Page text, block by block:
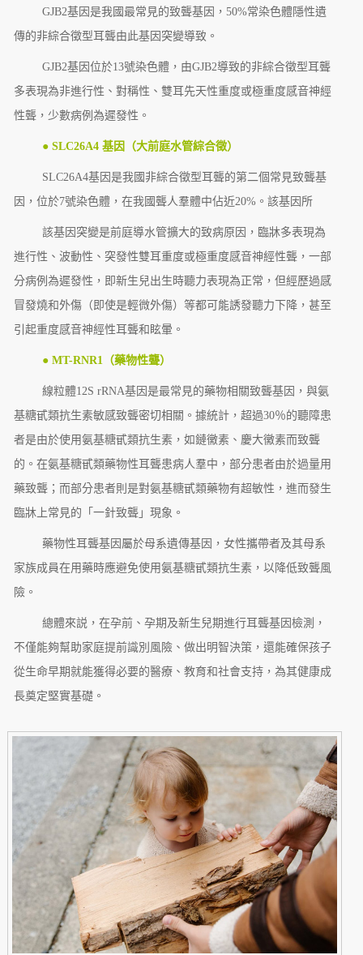
GJB2基因是我國最常見的致聾基因，50%常染色體隱性遺
傳的非綜合徵型耳聾由此基因突變導致。
GJB2基因位於13號染色體，由GJB2導致的非綜合徵型耳聾
多表現為非進行性、對稱性、雙耳先天性重度或極重度感音神經
性聾，少數病例為遲發性。
● SLC26A4 基因（大前庭水管綜合徵）
SLC26A4基因是我國非綜合徵型耳聾的第二個常見致聾基
因，位於7號染色體，在我國聾人羣體中佔近20%。該基因所
該基因突變是前庭導水管擴大的致病原因，臨牀多表現為
進行性、波動性、突發性雙耳重度或極重度感音神經性聾，一部
分病例為遲發性，即新生兒出生時聽力表現為正常，但經歷過感
冒發燒和外傷（即使是輕微外傷）等都可能誘發聽力下降，甚至
引起重度感音神經性耳聾和眩暈。
● MT-RNR1（藥物性聾）
線粒體12S rRNA基因是最常見的藥物相關致聾基因，與氨
基糖甙類抗生素敏感致聾密切相關。據統計，超過30％的聽障患
者是由於使用氨基糖甙類抗生素，如鏈黴素、慶大黴素而致聾
的。在氨基糖甙類藥物性耳聾患病人羣中，部分患者由於過量用
藥致聾；而部分患者則是對氨基糖甙類藥物有超敏性，進而發生
臨牀上常見的「一針致聾」現象。
藥物性耳聾基因屬於母系遺傳基因，女性攜帶者及其母系
家族成員在用藥時應避免使用氨基糖甙類抗生素，以降低致聾風
險。
總體來説，在孕前、孕期及新生兒期進行耳聾基因檢測，
不僅能夠幫助家庭提前識別風險、做出明智決策，還能確保孩子
從生命早期就能獲得必要的醫療、教育和社會支持，為其健康成
長奠定堅實基礎。